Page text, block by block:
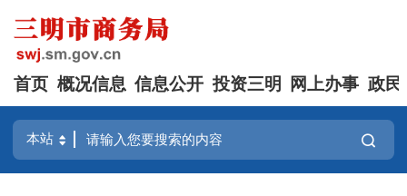
首页 概况信息 信息公开 投资三明 网上办事 政民